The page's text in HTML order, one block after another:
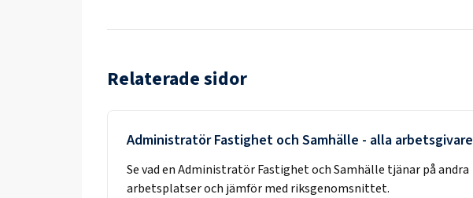
Relaterade sidor
Administratör Fastighet och Samhälle - alla arbetsgivare
Se vad enAdministratör Fastighet och Samhälle tjänar på andra
arbetsplatser och jämför med riksgenomsnittet.